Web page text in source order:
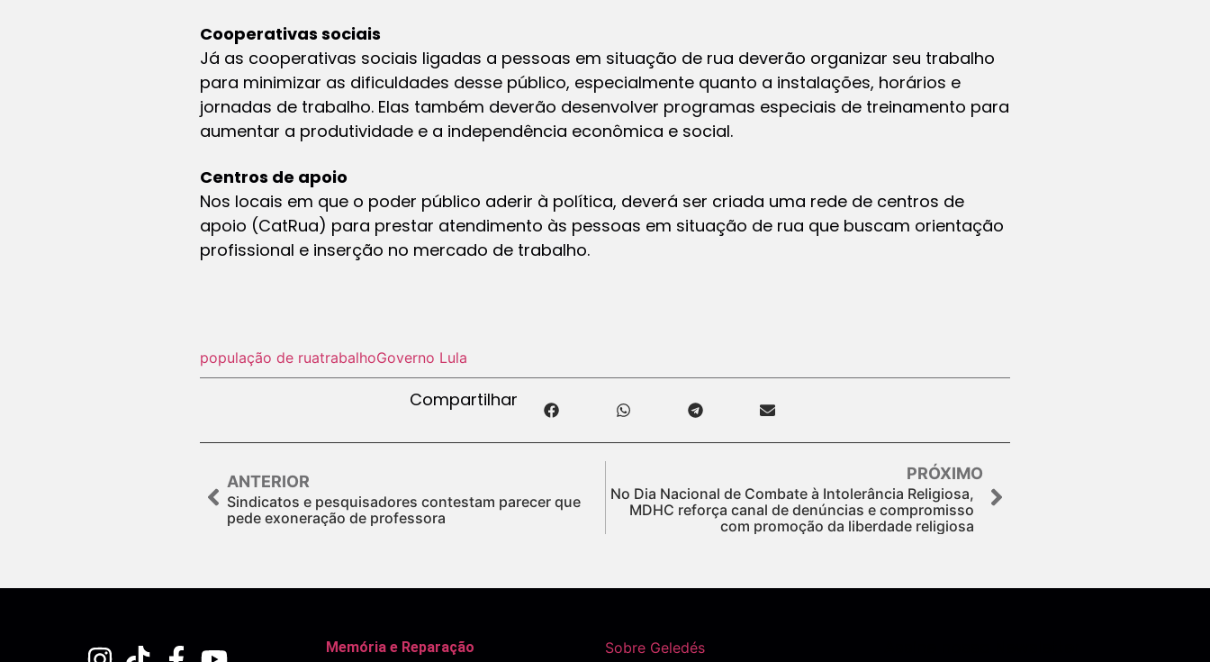
Cooperativas sociais
Já as cooperativas sociais ligadas a pessoas em situação de rua deverão organizar seu trabalho
para minimizar as dificuldades desse público, especialmente quanto a instalações, horários e
jornadas de trabalho. Elas também deverão desenvolver programas especiais de treinamento para
aumentar a produtividade e a independência econômica e social.
Centros de apoio
Nos locais em que o poder público aderir à política, deverá ser criada uma rede de centros de
apoio (CatRua) para prestar atendimento às pessoas em situação de rua que buscam orientação
profissional e inserção no mercado de trabalho.
população de ruatrabalhoGoverno Lula
Compartilhar
ANTERIOR
Sindicatos e pesquisadores contestam parecer que
pede exoneração de professora
PRÓXIMO
No Dia Nacional de Combate à Intolerância Religiosa,
MDHC reforça canal de denúncias e compromisso
com promoção da liberdade religiosa
Memória e Reparação Sobre Geledés